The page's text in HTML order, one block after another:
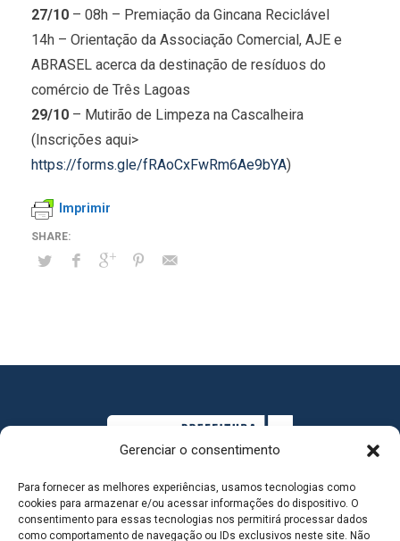
Gerenciar o consentimento
Para fornecer as melhores experiências, usamos tecnologias como
cookies para armazenar e/ou acessar informações do dispositivo. O
consentimento para essas tecnologias nos permitirá processar dados
como comportamento de navegação ou IDs exclusivos neste site. Não
27/10 – 08h – Premiação da Gincana Reciclável
14h – Orientação da Associação Comercial, AJE e
ABRASEL acerca da destinação de resíduos do
comércio de Três Lagoas
29/10 – Mutirão de Limpeza na Cascalheira
(Inscrições aqui>
https://forms.gle/fRAoCxFwRm6Ae9bYA)
Imprimir